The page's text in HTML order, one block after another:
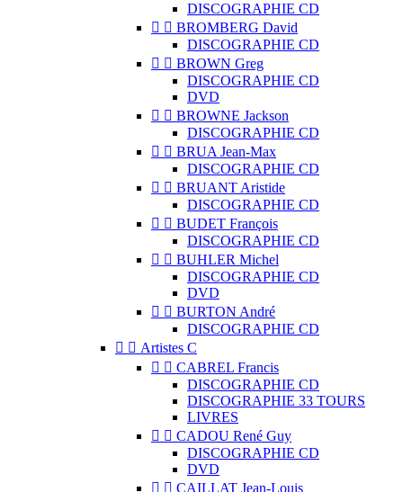
DISCOGRAPHIE CD
  BROMBERG David
DISCOGRAPHIE CD
  BROWN Greg
DISCOGRAPHIE CD
DVD
  BROWNE Jackson
DISCOGRAPHIE CD
  BRUA Jean-Max
DISCOGRAPHIE CD
  BRUANT Aristide
DISCOGRAPHIE CD
  BUDET François
DISCOGRAPHIE CD
  BUHLER Michel
DISCOGRAPHIE CD
DVD
  BURTON André
DISCOGRAPHIE CD
  Artistes C
  CABREL Francis
DISCOGRAPHIE CD
DISCOGRAPHIE 33 TOURS
LIVRES
  CADOU René Guy
DISCOGRAPHIE CD
DVD
  CAILLAT Jean-Louis